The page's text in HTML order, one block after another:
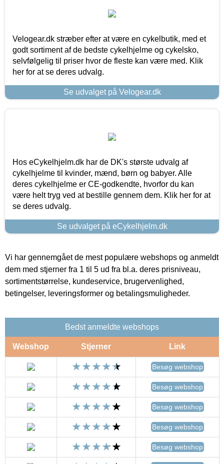
Velogear.dk stræber efter at være en cykelbutik, med et
godt sortiment af de bedste cykelhjelme og cykelsko,
selvfølgelig til priser hvor de fleste kan være med. Klik
her for at se deres udvalg.
Se udvalget på Velogear.dk
Hos eCykelhjelm.dk har de DK's største udvalg af
cykelhjelme til kvinder, mænd, børn og babyer. Alle
deres cykelhjelme er CE-godkendte, hvorfor du kan
være helt tryg ved at bestille gennem dem. Klik her for at
se deres udvalg.
Se udvalget på eCykelhjelm.dk
Vi har gennemgået de mest populære webshops og anmeldt
dem med stjerner fra 1 til 5 ud fra bl.a. deres prisniveau,
sortimentstørrelse, kundeservice, brugervenlighed,
betingelser, leveringsformer og betalingsmuligheder.
Bedst anmeldte webshops
Webshop Stjerner Link
Besøg webshop
Besøg webshop
Besøg webshop
Besøg webshop
Besøg webshop